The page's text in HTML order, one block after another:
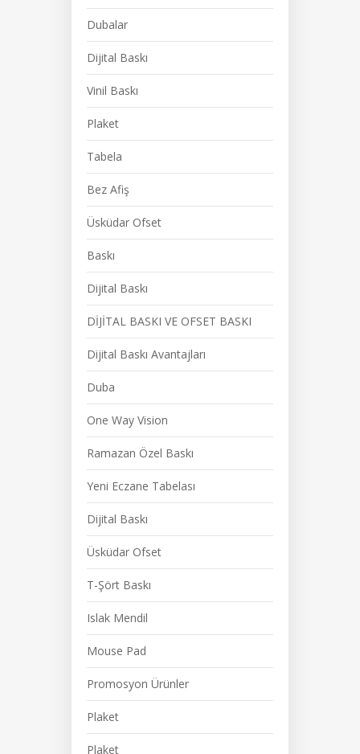
Dubalar
Dijital Baskı
Vinil Baskı
Plaket
Tabela
Bez Afiş
Üsküdar Ofset
Baskı
Dijital Baskı
DİJİTAL BASKI VE OFSET BASKI
Dijital Baskı Avantajları
Duba
One Way Vision
Ramazan Özel Baskı
Yeni Eczane Tabelası
Dijital Baskı
Üsküdar Ofset
T-Şört Baskı
Islak Mendil
Mouse Pad
Promosyon Ürünler
Plaket
Plaket